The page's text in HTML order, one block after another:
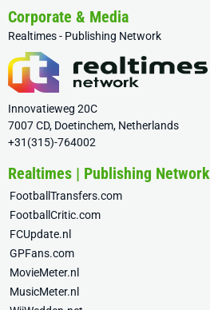
Corporate & Media
Realtimes - Publishing Network
Innovatieweg 20C
7007 CD, Doetinchem, Netherlands
+31(315)-764002
Realtimes | Publishing Network
FootballTransfers.com
FootballCritic.com
FCUpdate.nl
GPFans.com
MovieMeter.nl
MusicMeter.nl